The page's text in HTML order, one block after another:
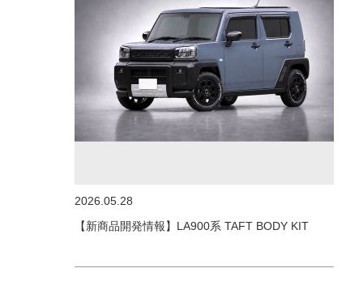
2026.05.28
【新商品開発情報】LA900系 TAFT BODY KIT